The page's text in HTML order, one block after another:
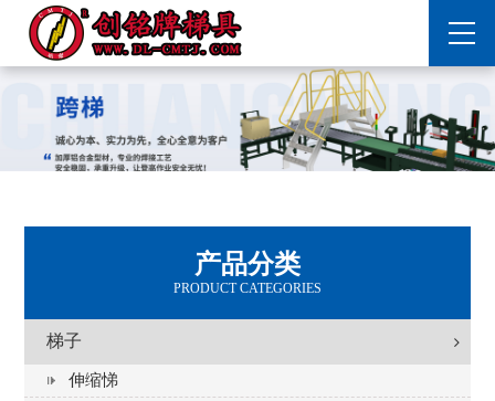
产品分类
PRODUCT CATEGORIES
梯子
伸缩悌